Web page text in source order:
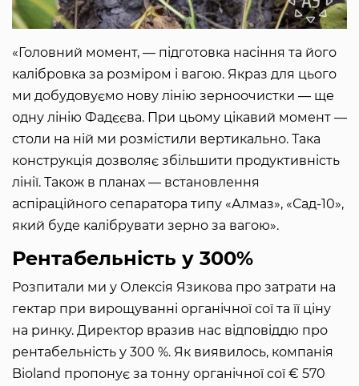
«Головний момент, — підготовка насіння та його
калібровка за розміром і вагою. Якраз для цього
ми добудовуємо нову лінію зерноочистки — ще
одну лінію Фадєєва. При цьому цікавий момент —
столи на ній ми розмістили вертикально. Така
конструкція дозволяє збільшити продуктивність
лінії. Також в планах — встановлення
аспіраційного сепаратора типу «Алмаз», «Сад-10»,
який буде калібрувати зерно за вагою».
Рентабельність у 300%
Розпитали ми у Олексія Язикова про затрати на
гектар при вирощуванні органічної сої та її ціну
на ринку. Директор вразив нас відповіддю про
рентабельність у 300 %. Як виявилось, компанія
Bioland пропонує за тонну органічної сої € 570